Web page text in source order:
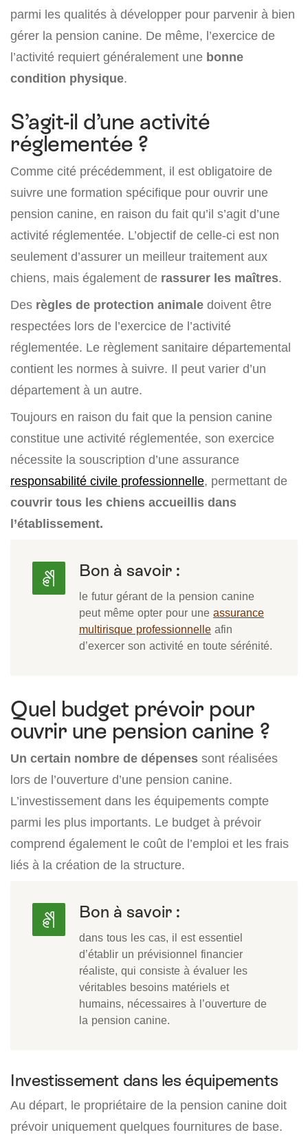
parmi les qualités à développer pour parvenir à bien
gérer la pension canine. De même, l’exercice de
l’activité requiert généralement une bonne
condition physique.
S’agit-il d’une activité
réglementée ?
Comme cité précédemment, il est obligatoire de
suivre une formation spécifique pour ouvrir une
pension canine, en raison du fait qu’il s’agit d’une
activité réglementée. L’objectif de celle-ci est non
seulement d’assurer un meilleur traitement aux
chiens, mais également de rassurer les maîtres.
Des règles de protection animale doivent être
respectées lors de l’exercice de l’activité
réglementée. Le règlement sanitaire départemental
contient les normes à suivre. Il peut varier d’un
département à un autre.
Toujours en raison du fait que la pension canine
constitue une activité réglementée, son exercice
nécessite la souscription d’une assurance
responsabilité civile professionnelle, permettant de
couvrir tous les chiens accueillis dans
l’établissement.
Bon à savoir :
le futur gérant de la pension canine
peut même opter pour une assurance
multirisque professionnelle afin
d’exercer son activité en toute sérénité.
Quel budget prévoir pour
ouvrir une pension canine ?
Un certain nombre de dépenses sont réalisées
lors de l’ouverture d’une pension canine.
L’investissement dans les équipements compte
parmi les plus importants. Le budget à prévoir
comprend également le coût de l’emploi et les frais
liés à la création de la structure.
Bon à savoir :
dans tous les cas, il est essentiel
d’établir un prévisionnel financier
réaliste, qui consiste à évaluer les
véritables besoins matériels et
humains, nécessaires à l’ouverture de
la pension canine.
Investissement dans les équipements
Au départ, le propriétaire de la pension canine doit
prévoir uniquement quelques fournitures de base.